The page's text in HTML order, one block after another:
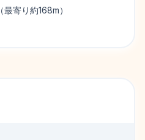
（最寄り約168m）